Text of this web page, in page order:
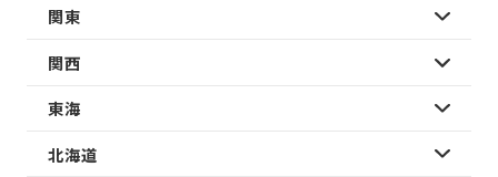
関東
関西
東海
北海道